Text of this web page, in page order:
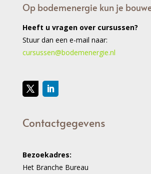
Op bodemenergie kun je
Heeft u vragen over cursussen?
Stuur dan een e-mail naar:
cursussen@bodemenergie.nl
Contactgegevens
Bezoekadres:
Het Branche Bureau